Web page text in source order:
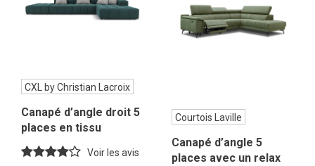
CXL by Christian Lacroix
Canapé d’angle droit 5
places en tissu
velours pétrole
Voir les avis
Courtois Laville
Canapé d’angle 5
places avec un relax